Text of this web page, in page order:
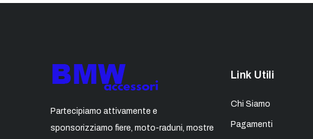
Partecipiamo attivamente e
sponsorizziamo fiere, moto-raduni, mostre
Link Utili
Chi Siamo
Pagamenti